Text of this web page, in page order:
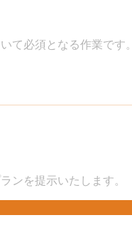
て必須となる作業です。
ンを提示いたします。